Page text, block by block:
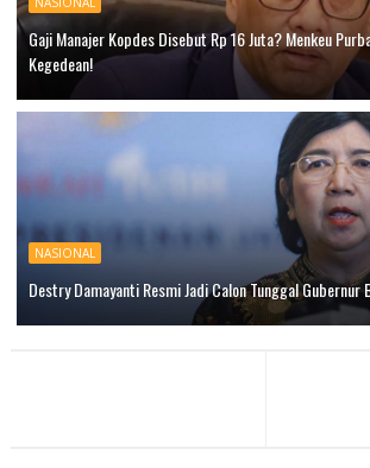
Gaji Manajer Kopdes Disebut Rp 16 Juta? Menkeu
Kegedean!
NASIONAL
Destry Damayanti Resmi Jadi Calon Tunggal Gubernur